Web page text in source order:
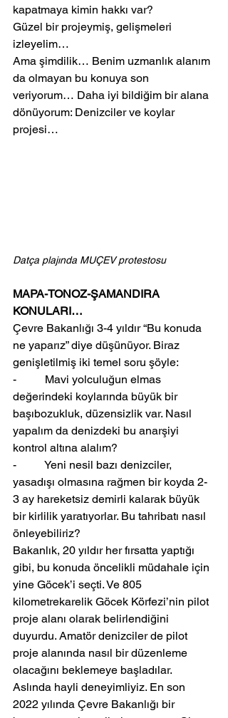
kapatmaya kimin hakkı var?
Güzel bir projeymiş, gelişmeleri
izleyelim…
Ama şimdilik… Benim uzmanlık alanım
da olmayan bu konuya son
veriyorum… Daha iyi bildiğim bir alana
dönüyorum: Denizciler ve koylar
projesi…
Datça plajında MUÇEV protestosu
MAPA-TONOZ-ŞAMANDIRA
KONULARI…
Çevre Bakanlığı 3-4 yıldır “Bu konuda
ne yaparız” diye düşünüyor. Biraz
genişletilmiş iki temel soru şöyle:
-          Mavi yolculuğun elmas
değerindeki koylarında büyük bir
başıbozukluk, düzensizlik var. Nasıl
yapalım da denizdeki bu anarşiyi
kontrol altına alalım?
-          Yeni nesil bazı denizciler,
yasadışı olmasına rağmen bir koyda 2-
3 ay hareketsiz demirli kalarak büyük
bir kirlilik yaratıyorlar. Bu tahribatı nasıl
önleyebiliriz?
Bakanlık, 20 yıldır her fırsatta yaptığı
gibi, bu konuda öncelikli müdahale için
yine Göcek’i seçti. Ve 805
kilometrekarelik Göcek Körfezi’nin pilot
proje alanı olarak belirlendiğini
duyurdu. Amatör denizciler de pilot
proje alanında nasıl bir düzenleme
olacağını beklemeye başladılar.
Aslında hayli deneyimliyiz. En son
2022 yılında Çevre Bakanlığı bir